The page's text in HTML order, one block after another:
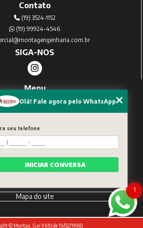
Contato
(19) 3524-1152
(19) 99924-4546
SIGA-NOS
Menu
Home
Sobre Nós
Serviços
Contato
Solicite um orçamento
Mapa do site
© Montag. (Lei 9610 de 19/02/1998)
1
Olá! Fale agora pelo WhatsApp
seu telefone
INICIAR CONVERSA